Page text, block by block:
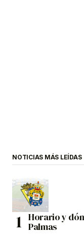
NOTICIAS MÁS LEÍDAS
Horario y
Palmas